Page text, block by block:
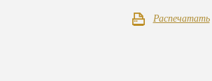
Распечатать